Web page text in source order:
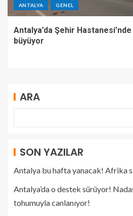
ANTALYA GENEL
Antalya’da Şehir
büyüyor
ARA
SON YAZILAR
Antalya bu hafta yanacak! Afrika
Antalya’da o destek sürüyor!
tohumuyla canlanıyor!